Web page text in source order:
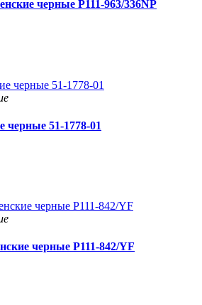
черные P111-963/336NP
черные 51-1778-01
черные P111-842/YF